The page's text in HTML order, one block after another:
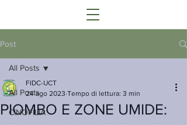
Post
All Posts
CINOFILIA
All Posts
PIOMBO E ZONE UMIDE:
FIDC-UCT
24 ago 2023 Tempo di lettura: 3 min